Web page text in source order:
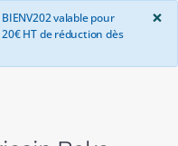
valable pour
HT de réduction dès
×